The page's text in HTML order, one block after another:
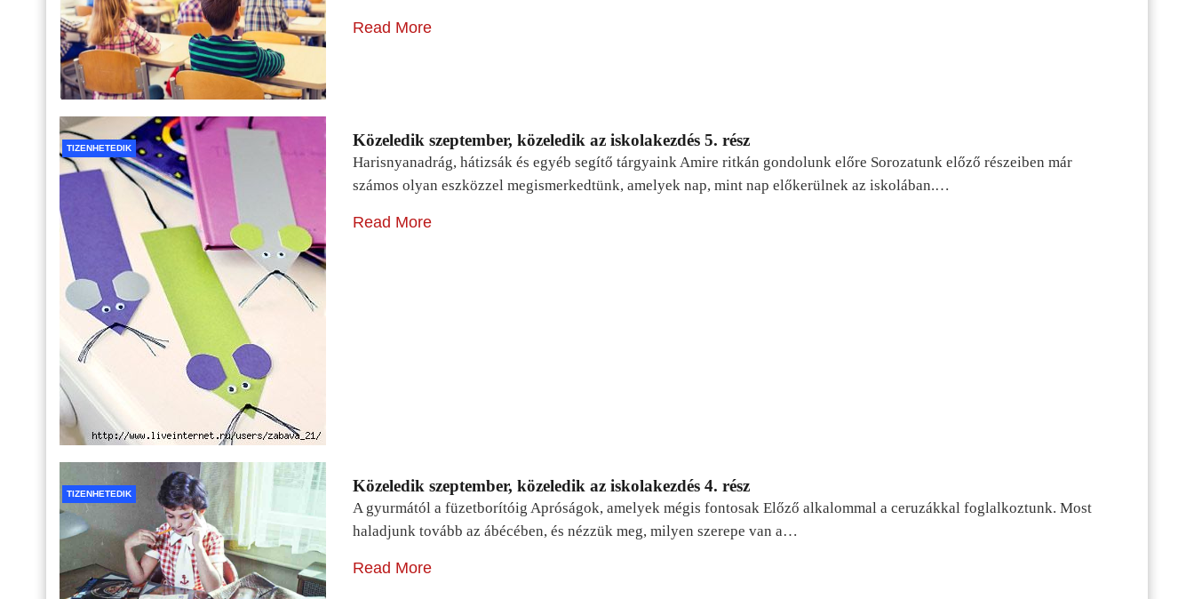
Read More
TIZENHETEDIK Közeledik szeptember, közeledik az iskolakezdés 5. rész
Harisnyanadrág, hátizsák és egyéb segítő tárgyaink Amire ritkán gondolunk előre Sorozatunk előző részeiben már
számos olyan eszközzel megismerkedtünk, amelyek nap, mint nap előkerülnek az iskolában.…
Read More
TIZENHETEDIK Közeledik szeptember, közeledik az iskolakezdés 4. rész
A gyurmától a füzetborítóig Apróságok, amelyek mégis fontosak Előző alkalommal a ceruzákkal foglalkoztunk. Most
haladjunk tovább az ábécében, és nézzük meg, milyen szerepe van a…
Read More